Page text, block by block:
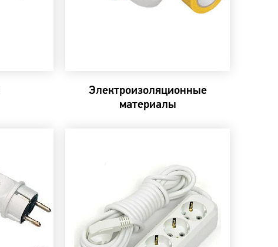
Электроизоляционные
материалы